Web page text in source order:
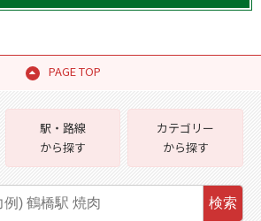
PAGE TOP
駅・路線
から探す
カテゴリー
から探す
検索